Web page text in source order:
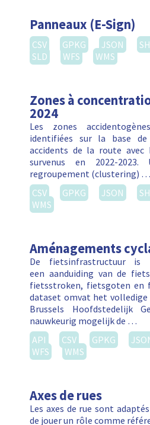
Panneaux (E-Sign)
CSV GPKG JSON
SLD
WFS WMS
Zones à
2024
Les zones
identifiées sur la base
accidents de la route avec
survenus en 2022-
regroupement (clustering) …
CSV
GPKG JSON
WMS
Aménagements
De fietsinfrastructuur is
een aanduiding van de
fietsstroken, fietsgoten en
dataset omvat het
Brussels Hoofdstedelijk
nauwkeurig mogelijk de …
API
CSV GPKG
WFS
WMS
Axes de rues
Les axes de rue sont
de jouer un rôle comme